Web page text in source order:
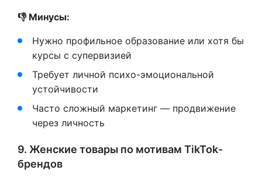
👎 Минусы:
Нужно профильное образование или хотя бы
курсы с супервизией
Требует личной психо-эмоциональной
устойчивости
Часто сложный маркетинг — продвижение
через личность
9. Женские товары по мотивам TikTok-
брендов